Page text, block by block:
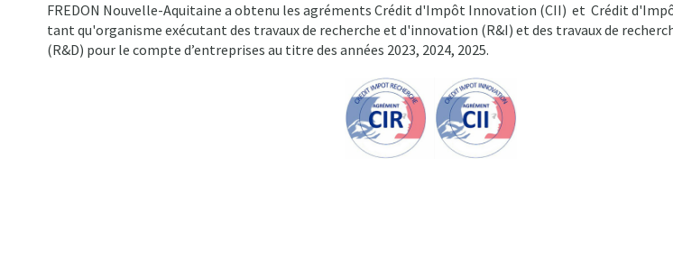
FREDON Nouvelle-Aquitaine a obtenu les agréments Crédit d'Impôt Innovation (CII) et Crédit
tant qu'organisme exécutant des travaux de recherche et d'innovation (R&I) et des travaux de
(R&D) pour le compte d’entreprises au titre des années 2023, 2024, 2025.